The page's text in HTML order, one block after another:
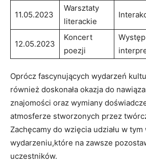
11.05.2023
Warsztaty
‍literackie
12.05.2023
Koncert
poezji
Oprócz fascynujących⁤ wydarzeń
również doskonała okazja do
znajomości oraz wymiany
atmosferze stworzonych⁢ przez
Zachęcamy do wzięcia udziału w
‍wydarzeniu,które na zawsze⁣
uczestników.